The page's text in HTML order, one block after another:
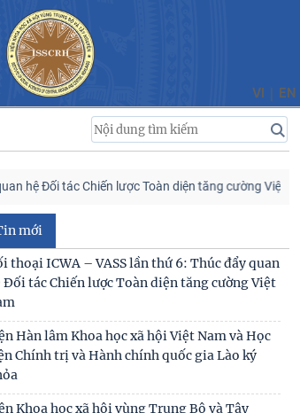
VI | EN
tác Chiến lược Toàn diện tăng cường Việt Nam – Ấn
mới
Khoa học xã hội vùng Trung Bộ và Tây
tham gia Chương trình làm việc với Sở
học và
Khoa học xã hội vùng Trung Bộ và Tây
làm việc với Sở Khoa học và Công nghệ
“ĐỀ XUẤT GIẢI PHÁP BẢO ĐẢM AN NINH
NƯỚC PHỤC VỤ
Khoa học xã hội vùng Trung Bộ và Tây
đóng góp luận cứ khoa học để hoàn
cơ chế
SÁT VÀ TƯ VẤN PHÁT TRIỂN DU LỊCH
ĐỒNG TẠI XÃ THƯỢNG ĐỨC, THÀNH PHỐ
NẴNG